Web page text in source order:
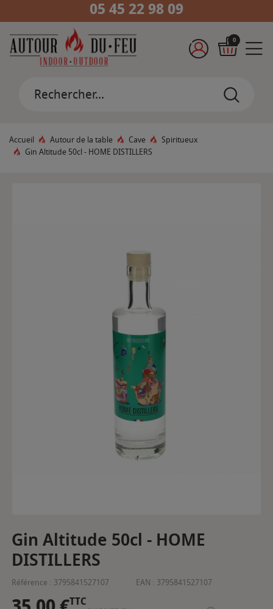
05 45 22 98 09
0
Accueil Autour de la table Cave
Spiritueux
Gin Altitude 50cl - HOME DISTILLERS
Gin Altitude 50cl - HOME
DISTILLERS
Référence : 3795841527107 EAN : 3795841527107
TTC